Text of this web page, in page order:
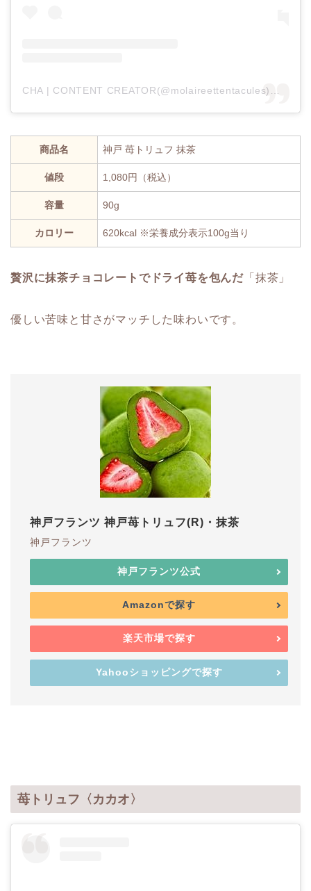
CHA | CONTENT CREATOR(@molaireettentacules)がシェアした投稿
商品名 神戸 苺トリュフ 抹茶
値段 1,080円（税込）
容量 90g
カロリー 620kcal ※栄養成分表示100g当り
贅沢に抹茶チョコレートでドライ苺を包んだ 「抹茶」
優しい苦味と甘さがマッチした味わいです。
神戸フランツ 神戸苺トリュフ(R)・抹茶
神戸フランツ
神戸フランツ公式
Amazonで探す
楽天市場で探す
Yahooショッピングで探す
苺トリュフ〈カカオ〉